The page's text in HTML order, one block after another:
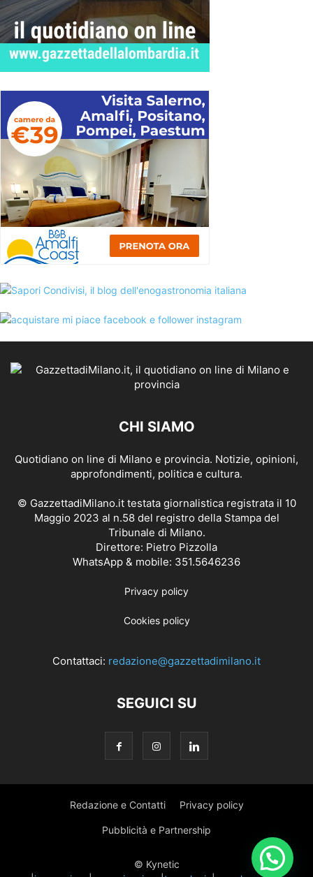
CHI SIAMO
Quotidiano on line di Milano e provincia. Notizie, opinioni,
approfondimenti, politica e cultura.
© GazzettadiMilano.it testata giornalistica registrata il 10
Maggio 2023 al n.58 del registro della Stampa del
Tribunale di Milano.
Direttore: Pietro Pizzolla
WhatsApp & mobile: 351.5646236
Privacy policy
Cookies policy
Contattaci: redazione@gazzettadimilano.it
SEGUICI SU
Redazione e Contatti Privacy policy
Pubblicità e Partnership
© Kynetic